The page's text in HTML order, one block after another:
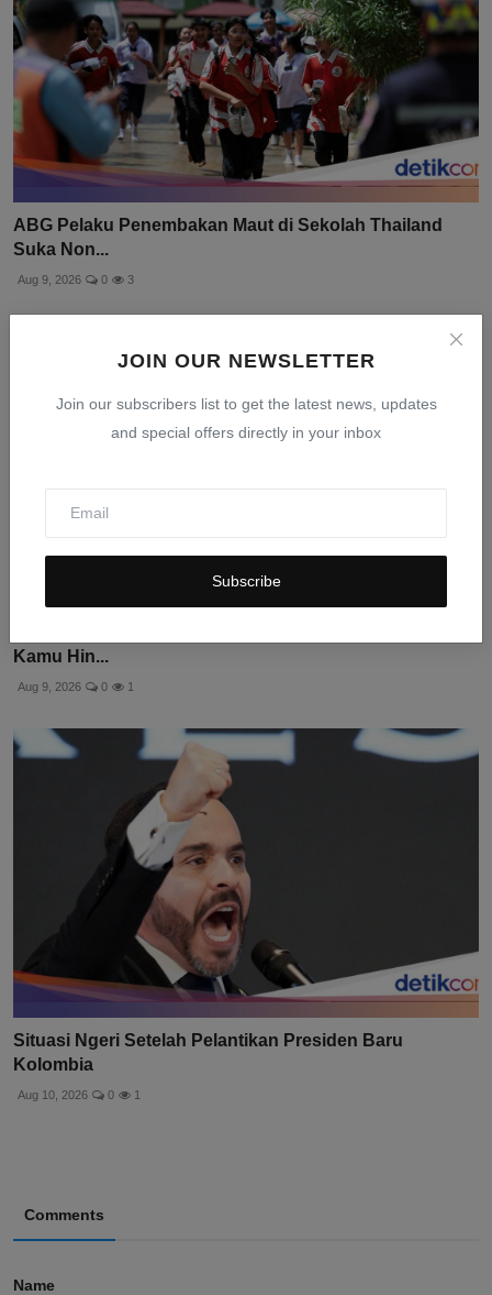
JOIN OUR NEWSLETTER
Join our subscribers list to get the latest news, updates
and special offers directly in your inbox
Subscribe
ABG Pelaku Penembakan Maut di Sekolah Thailand
Suka Non...
Aug 9, 2026 0 3
Kamu Hin...
Aug 9, 2026 0 1
Situasi Ngeri Setelah Pelantikan Presiden Baru
Kolombia
Aug 10, 2026 0 1
Comments
Name